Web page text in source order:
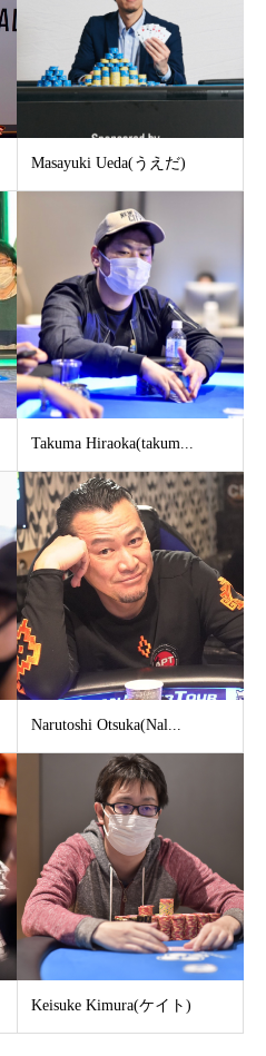
Masayuki Ueda(うえだ)
Takuma Hiraoka(takum...
Narutoshi Otsuka(Nal...
Keisuke Kimura(ケイト)